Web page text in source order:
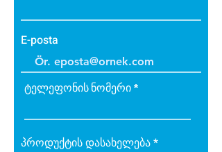
E-posta
ტელეფონის ნომერი
პროდუქტის დასახელება